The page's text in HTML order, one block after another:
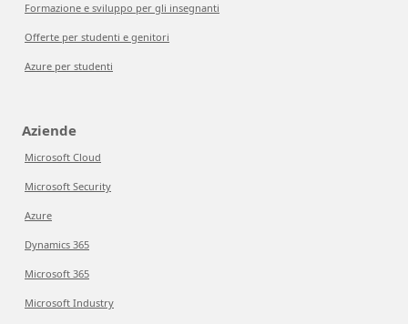
Formazione e sviluppo per gli insegnanti
Offerte per studenti e genitori
Azure per studenti
Aziende
Microsoft Cloud
Microsoft Security
Azure
Dynamics 365
Microsoft 365
Microsoft Industry